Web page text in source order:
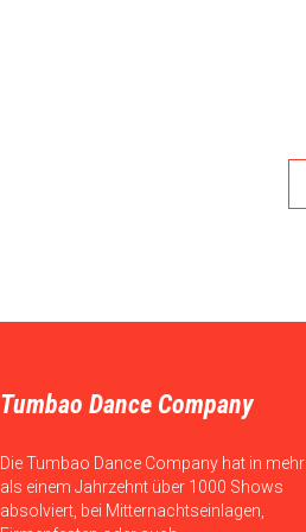
Tumbao Dance Company
Die Tumbao Dance Company hat in mehr
als einem Jahrzehnt über 1000 Shows
absolviert, bei Mitternachtseinlagen,